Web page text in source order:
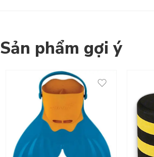
Sản phẩm gợi ý